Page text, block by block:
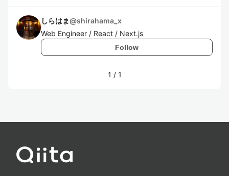
しらはま@shirahama_x
Web Engineer / React / Next.js
Follow
1 / 1